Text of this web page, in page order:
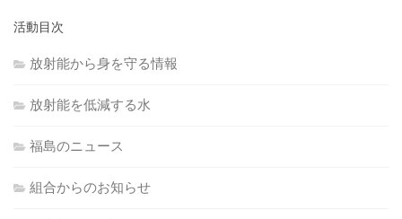
活動目次
放射能から身を守る情報
放射能を低減する水
福島のニュース
組合からのお知らせ